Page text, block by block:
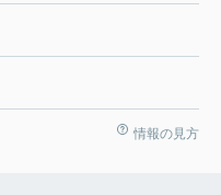
情報の見方